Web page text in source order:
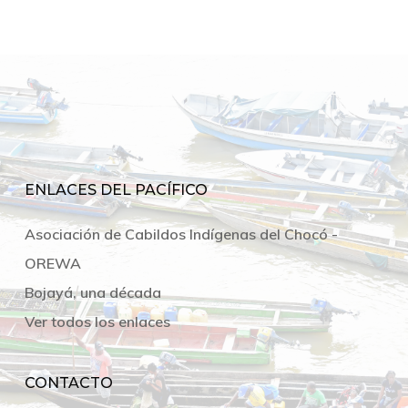
ENLACES DEL PACÍFICO
Asociación de Cabildos Indígenas del Chocó -
OREWA
Bojayá, una década
Ver todos los enlaces
CONTACTO